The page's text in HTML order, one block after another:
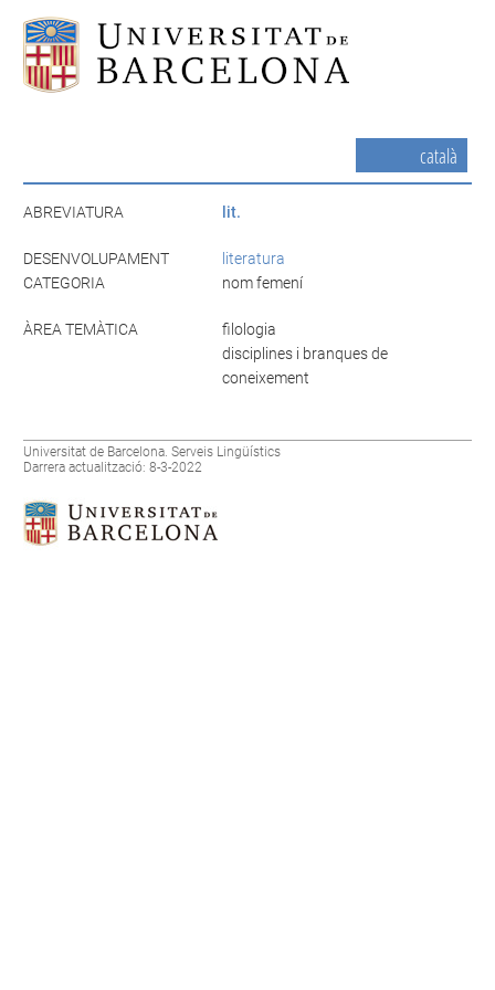
català
ABREVIATURA lit.
DESENVOLUPAMENT
literatura
CATEGORIA
nom femení
ÀREA TEMÀTICA
filologia
disciplines i branques de
coneixement
Universitat de Barcelona. Serveis Lingüístics
Darrera actualització: 8-3-2022